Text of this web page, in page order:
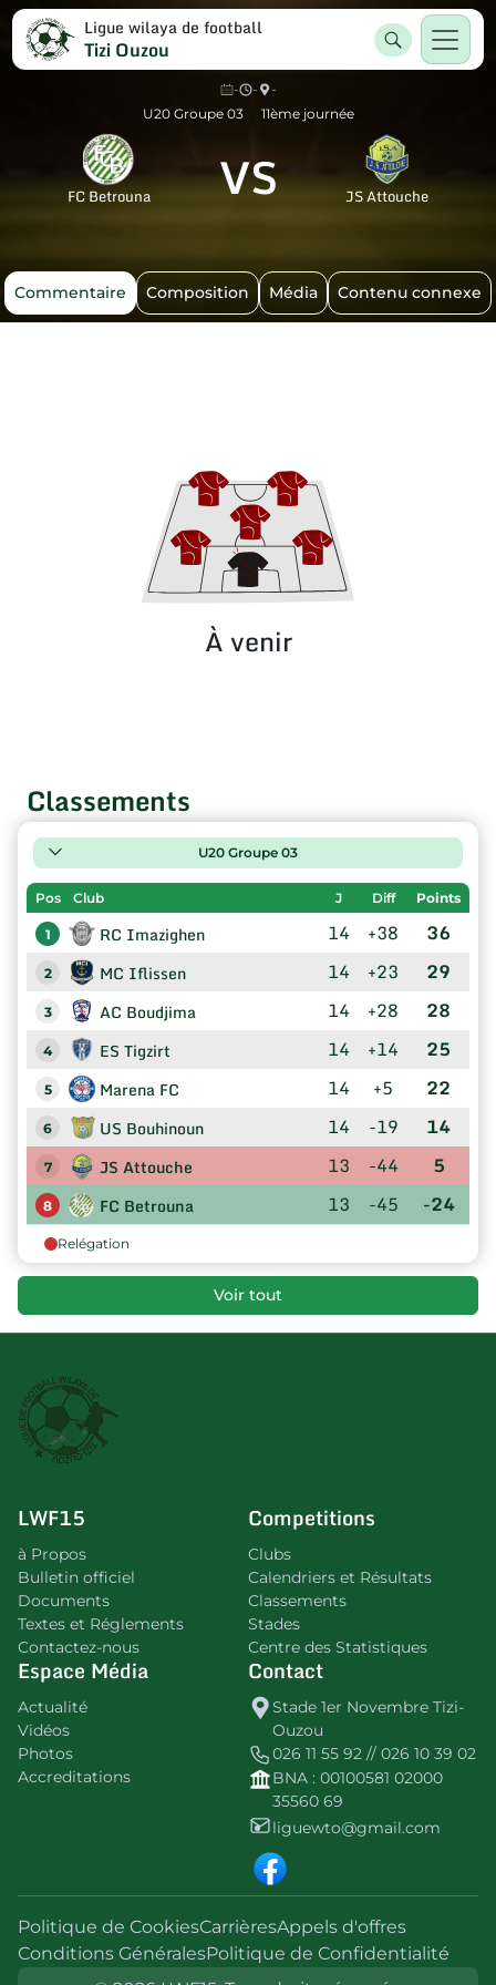
Ligue wilaya de football
Tizi Ouzou
- -
-
U20 Groupe 03
11ème journée
FC Betrouna VS JS Attouche
Commentaire Composition Média Contenu connexe
À venir
Classements
U20 Groupe 03
Pos Club J Diff Points
1 RC Imazighen 14 +38 36
2 MC Iflissen 14 +23 29
3 AC Boudjima 14 +28 28
4 ES Tigzirt 14 +14 25
5 Marena FC 14 +5 22
6 US Bouhinoun 14 -19 14
7 JS Attouche 13 -44 5
8 FC Betrouna 13 -45 -24
Relégation
Voir tout
LWF15
à Propos
Bulletin officiel
Documents
Textes et Réglements
Contactez-nous
Competitions
Clubs
Calendriers et Résultats
Classements
Stades
Centre des Statistiques
Espace Média
Actualité
Vidéos
Photos
Accreditations
Contact
Stade 1er Novembre Tizi-
Ouzou
026 11 55 92 // 026 10 39 02
BNA : 00100581 02000
35560 69
liguewto@gmail.com
Politique de CookiesCarrièresAppels d'offres
Conditions GénéralesPolitique de Confidentialité